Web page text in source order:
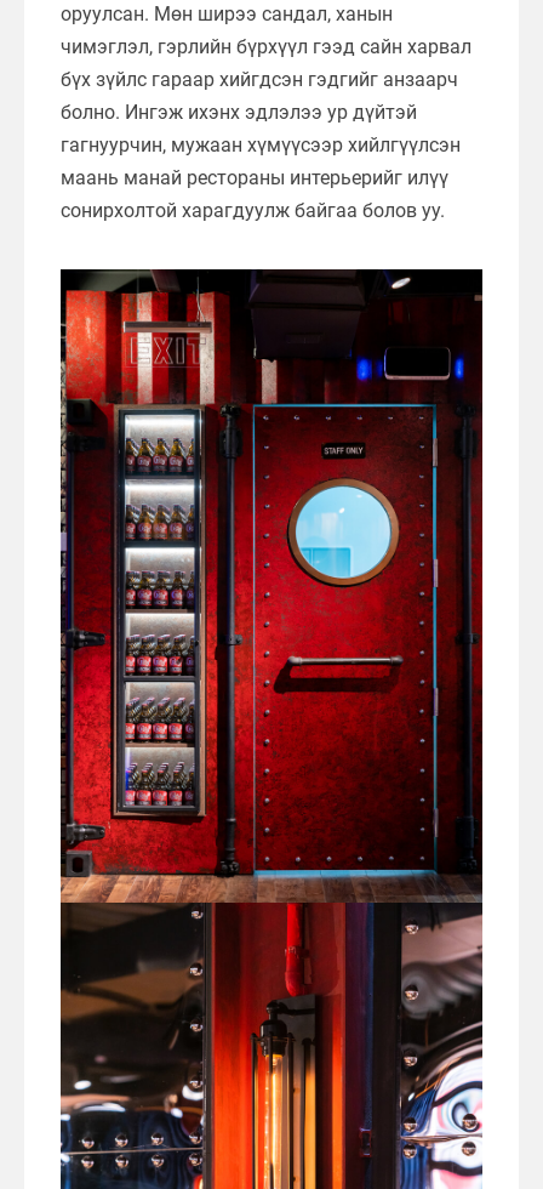
оруулсан. Мөн ширээ сандал, ханын
чимэглэл, гэрлийн бүрхүүл гээд сайн харвал
бүх зүйлс гараар хийгдсэн гэдгийг анзаарч
болно. Ингэж ихэнх эдлэлээ ур дүйтэй
гагнуурчин, мужаан хүмүүсээр хийлгүүлсэн
маань манай рестораны интерьерийг илүү
сонирхолтой харагдуулж байгаа болов уу.